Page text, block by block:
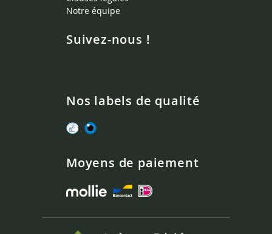
Notre équipe
Suivez-nous !
Nos labels de qualité
Moyens de paiement